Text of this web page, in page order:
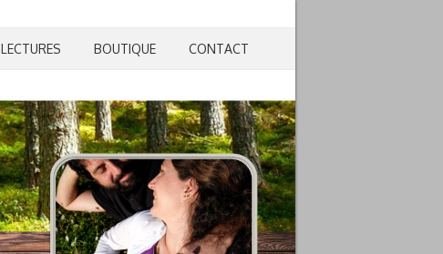
LECTURES BOUTIQUE CONTACT